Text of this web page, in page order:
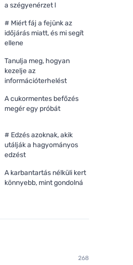
a szégyenérzet l
# Miért fáj a fejünk az
időjárás miatt, és mi segít
ellene
Tanulja meg, hogyan
kezelje az
információterhelést
A cukormentes befőzés
megér egy próbát
# Edzés azoknak, akik
utálják a hagyományos
edzést
A karbantartás nélküli kert
könnyebb, mint gondolná
268